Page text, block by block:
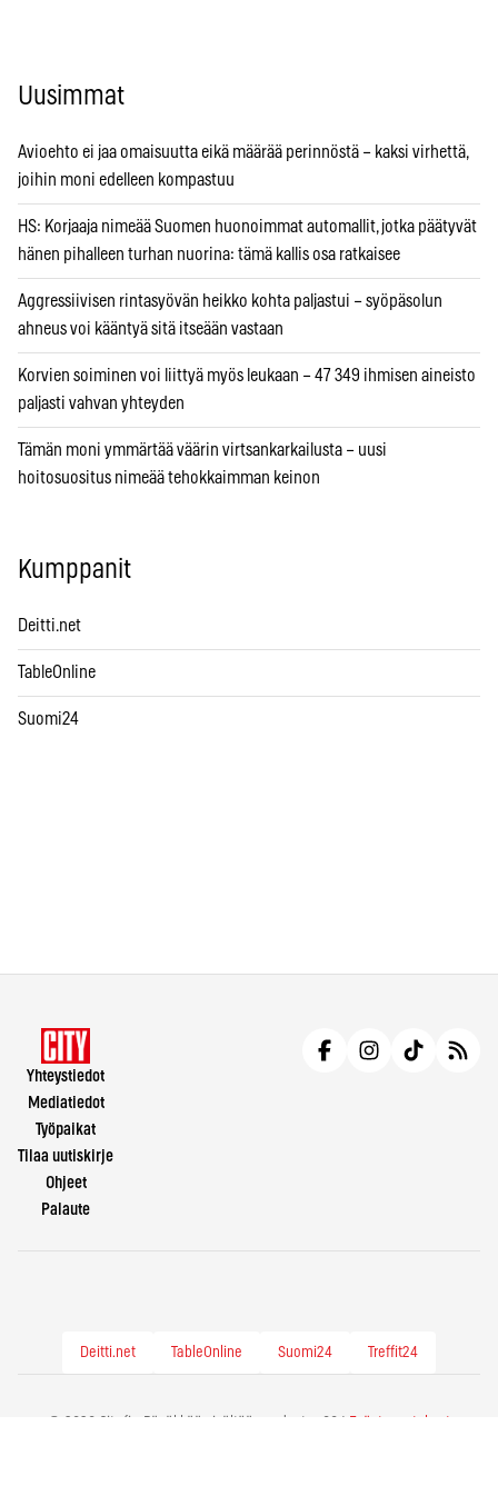
Uusimmat
Avioehto ei jaa omaisuutta eikä määrää perinnöstä – kaksi virhettä,
joihin moni edelleen kompastuu
HS: Korjaaja nimeää Suomen huonoimmat automallit, jotka päätyvät
hänen pihalleen turhan nuorina: tämä kallis osa ratkaisee
Aggressiivisen rintasyövän heikko kohta paljastui – syöpäsolun
ahneus voi kääntyä sitä itseään vastaan
Korvien soiminen voi liittyä myös leukaan – 47 349 ihmisen aineisto
paljasti vahvan yhteyden
Tämän moni ymmärtää väärin virtsankarkailusta – uusi
hoitosuositus nimeää tehokkaimman keinon
Kumppanit
Deitti.net
TableOnline
Suomi24
Yhteystiedot
Mediatiedot
Työpaikat
Tilaa uutiskirje
Ohjeet
Palaute
Deitti.net TableOnline Suomi24 Treffit24